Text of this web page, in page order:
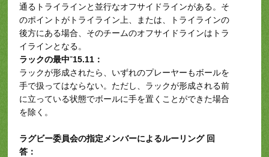
通るトライラインと並行なオフサイドラインがある。そ
のポイントがトライライン上、または、トライラインの
後方にある場合、そのチームのオフサイドラインはトラ
イラインとなる。
ラックの最中⁻15.11：
ラックが形成されたら、いずれのプレーヤーもボールを
手で扱ってはならない。ただし、ラックが形成される前
に立っている状態でボールに手を置くことができた場合
を除く。
ラグビー委員会の指定メンバーによるルーリング 回
答：